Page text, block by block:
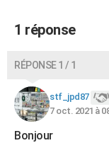
Carte de Noël
Carte Bonne année
Carte Saint-Valentin
Carte Pâques
Carte d'anniversaire
DICTIONNAIRE
Dictionnaire
Biographies
Citations
Expressions
Proverbes
PROGRAMME TV
COPAINS D'AVANT
S'inscrire
Se connecter
Lycées
Collèges
Primaires
Universités
Entreprises
Service militaire
Avis de recherche
AVIS DE DÉCÈS
1 réponse
RÉPONSE 1 / 1
stf_jpd87
7 oct. 2021 à
Bonjour